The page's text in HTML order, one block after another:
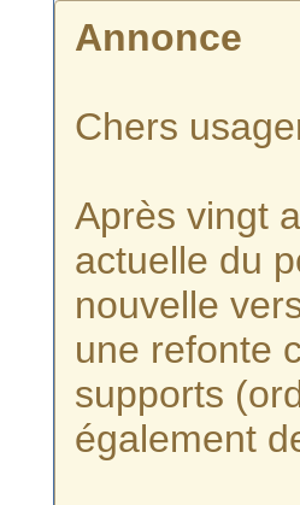
Annonce
Chers
Après vingt
actuelle du
nouvelle
une refonte
supports
également